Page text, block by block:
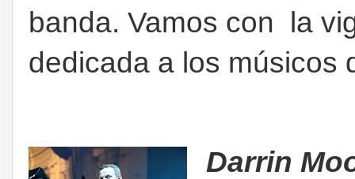
banda. Vamos con la
dedicada a los músicos
Darrin